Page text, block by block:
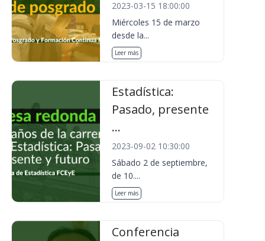
2023-03-15 18:00:00
Miércoles 15 de marzo
desde la...
Leer más
Estadística:
Pasado, presente
...
2023-09-02 10:30:00
Sábado 2 de septiembre,
de 10....
Leer más
Conferencia